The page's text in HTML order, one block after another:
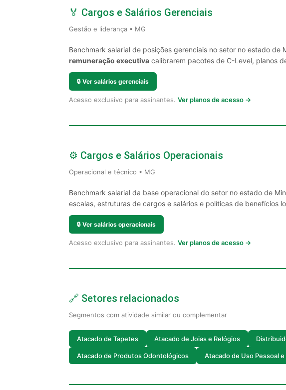
🏅 Cargos e Salários Gerenciais
Gestão e liderança • MG
Benchmark salarial de posições gerenciais no setor no estado de
remuneração executiva calibrarem pacotes de C-Level, planos
🔒 Ver salários gerenciais
Acesso exclusivo para assinantes. Ver planos de acesso →
⚙️ Cargos e Salários Operacionais
Operacional e técnico • MG
Benchmark salarial da base operacional do setor no estado de
escalas, estruturas de cargos e salários e políticas de benefícios
🔒 Ver salários operacionais
Acesso exclusivo para assinantes. Ver planos de acesso →
🔗 Setores relacionados
Segmentos com atividade similar ou complementar
Atacado de Tapetes Atacado de Joias e Relógios
Atacado de Produtos Odontológicos Atacado de Uso Pessoal